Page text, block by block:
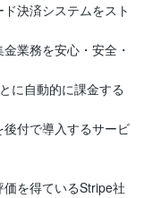
決済システムをスト
業務を安心・安全・
に自動的に課金する
付で導入するサービ
を得ているStripe社